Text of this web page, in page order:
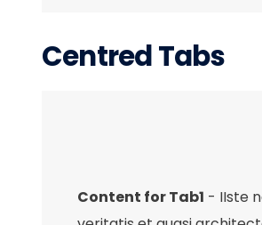
Centred Tabs
Content for Tab1 - IIste